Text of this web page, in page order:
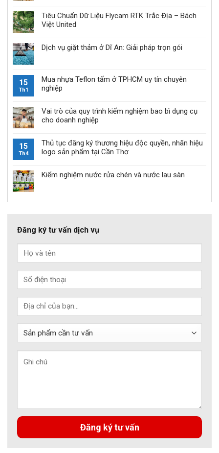
Tiêu Chuẩn Dữ Liệu Flycam RTK Trắc Địa – Bách
Việt United
Dịch vụ giặt thảm ở Dĩ An: Giải pháp trọn gói
15
Th1
Mua nhựa Teflon tấm ở TPHCM uy tín chuyên
nghiệp
Vai trò của quy trình kiểm nghiệm bao bì dụng cụ
cho doanh nghiệp
15
Th4
Thủ tục đăng ký thương hiệu độc quyền, nhãn hiệu
logo sản phẩm tại Cần Thơ
Kiểm nghiệm nước rửa chén và nước lau sàn
Đăng ký tư vấn dịch vụ